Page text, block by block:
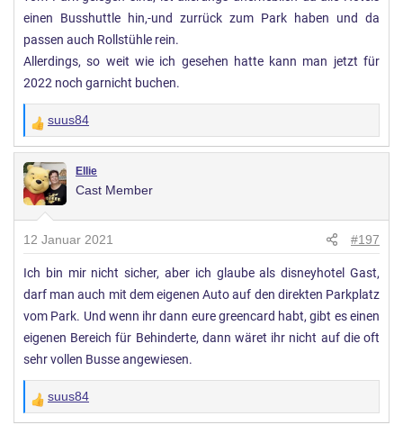
einen Busshuttle hin,-und zurrück zum Park haben und da
passen auch Rollstühle rein.
Allerdings, so weit wie ich gesehen hatte kann man jetzt für
2022 noch garnicht buchen.
W
e
r
t
n
g
e
n
:
suus84
Ellie
Cast Member
12 Januar 2021 #197
Ich bin mir nicht sicher, aber ich glaube als disneyhotel Gast,
darf man auch mit dem eigenen Auto auf den direkten Parkplatz
vom Park. Und wenn ihr dann eure greencard habt, gibt es einen
eigenen Bereich für Behinderte, dann wäret ihr nicht auf die oft
sehr vollen Busse angewiesen.
W
suus84